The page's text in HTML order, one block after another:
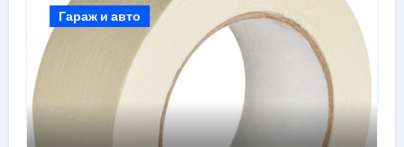
Гараж и авто